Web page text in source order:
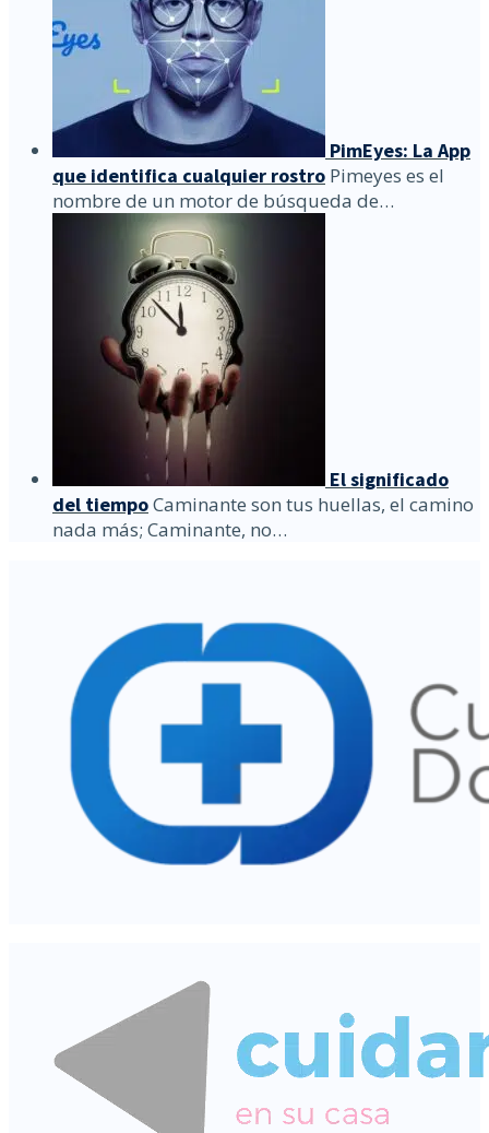
PimEyes: La App
que identifica cualquier rostro Pimeyes es el
nombre de un motor de búsqueda de…
El significado
del tiempoCaminante son tus huellas, el camino
nada más; Caminante, no…